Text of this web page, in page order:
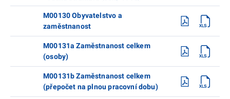
M00130 Obyvatelstvo a
zaměstnanost
M00131a Zaměstnanost celkem
(osoby)
M00131b Zaměstnanost celkem
(přepočet na plnou pracovní dobu)